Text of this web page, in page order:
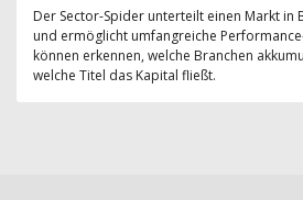
Der Sector-Spider unterteilt einen Markt in
und ermöglicht umfangreiche
können erkennen, welche Branchen
welche Titel das Kapital fließt.